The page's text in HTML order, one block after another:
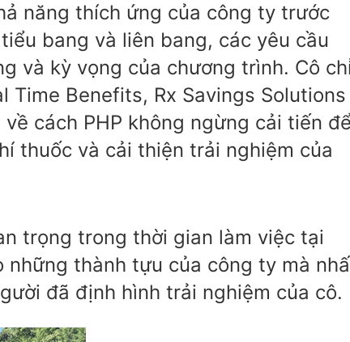
năng thích ứng của công ty trước
bang và liên bang, các yêu cầu
và kỳ vọng của chương trình. Cô
Time Benefits, Rx Savings Solutions
cách PHP không ngừng cải tiến
thuốc và cải thiện trải nghiệm của
trọng trong thời gian làm việc tại
những thành tựu của công ty mà
đã định hình trải nghiệm của cô.